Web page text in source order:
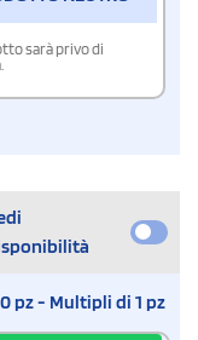
sarà privo di
pz - Multipli di 1 pz